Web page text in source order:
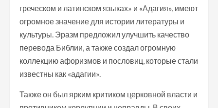
греческом и латинском языках» и «Адагия», имеют
огромное значение для истории литературы и
культуры. Эразм предложил улучшить качество
перевода Библии, а также создал огромную
коллекцию афоризмов и пословиц, которые стали
известны как «адагии».
Также он был ярким критиком церковной власти и